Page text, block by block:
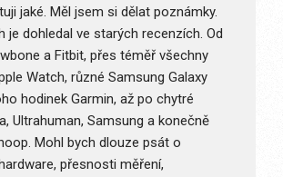
jaké. Měl jsem si dělat poznámky.
je dohledal ve starých recenzích. Od
a Fitbit, přes téměř všechny
Watch, různé Samsung Galaxy
hodinek Garmin, až po chytré
Ultrahuman, Samsung a konečně
Mohl bych dlouze psát o
přesnosti měření,